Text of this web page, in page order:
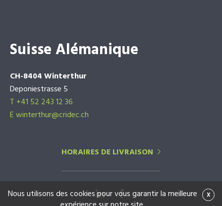
Suisse Alémanique
CH-8404 Winterthur
Deponiestrasse 5
T +41 52 243 12 36
E winterthur@cridec.ch
HORAIRES DE LIVRAISON
x
Nous utilisons des cookies pour vous garantir la meilleure